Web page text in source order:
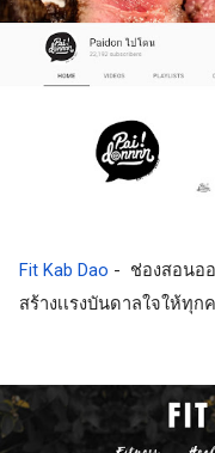
Fit Kab Dao -  ช่องสอนอ
สร้างเเรงบันดาลใจให้ทุ